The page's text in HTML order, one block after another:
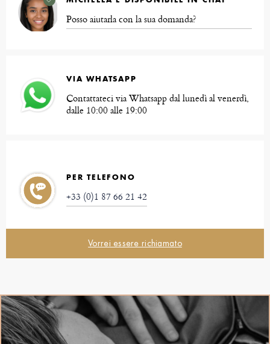
Posso aiutarla con la sua domanda?
VIA WHATSAPP
Contattateci via Whatsapp dal lunedì al venerdì,
dalle 10:00 alle 19:00
PER TELEFONO
+33 (0)1 87 66 21 42
Vorrei essere richiamato